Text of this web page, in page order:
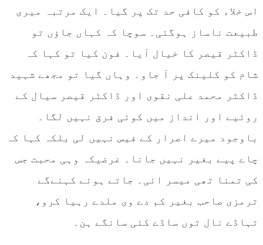
اس خلاء کو کافی حد تک پر گیا۔ ایک مرتبہ میری
طبیعت ناساز ہوگئی۔ سوچا کہ کہاں جاؤں تو
ڈاکٹر قیصر کا خیال آیا۔ فون کیا تو کہا کہ
شام کو کلینک پر آ جاو۔ وہاں گیا تو مجھے شہید
ڈاکٹر محمد علی نقوی اور ڈاکٹر قیصر سیال کے
روئیے اور انداز میں کوئی فرق نہیں لگا۔
باوجود میرے اصرار کے فیس نہیں لی بلکہ کہا کہ
چاے پیے بغیر نہیں جانا۔ غرضیکہ وہی محبت جس
کی تمنا تھی میسر ائی۔ جاتے ہوئے کہنےگے
ترمزی صاحب بغیر کم دے وی ملدے رہیا کرو،
تہاڈے نال توں ساڈے کئی سانگے ہن۔